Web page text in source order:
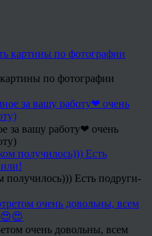
по фотографии
за вашу работу❤ очень
получилось))) Есть подруги-
очень довольны, всем